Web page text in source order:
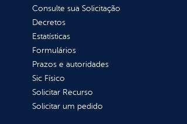
Consulte sua Solicitação
Decretos
Estatísticas
Formulários
Prazos e autoridades
Sic Físico
Solicitar Recurso
Solicitar um pedido